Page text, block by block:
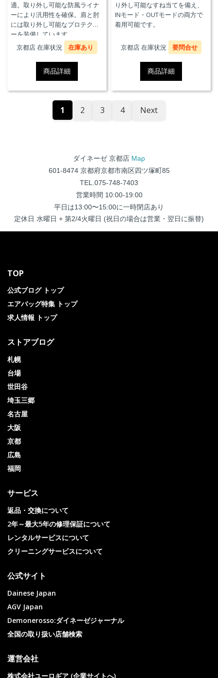
適。取り外し可能な防風ライナ
ーにより汎用性を確保。肩と肘
には取り外し可能なプロテクタ
ーを装備しています。
京都店 在庫状況
在庫あり
商品詳細
り外し可能なすね当てを備え、
INモード・OUTモードの両方で
着用可能です。
京都店 在庫状況 要問合せ
商品詳細
1 2 3 4 Next
ダイネーゼ 京都店 Map
601-8474 京都府京都市南区四ツ塚町85
TEL.075-748-7403
営業時間 10:00-19:00
平日は13:00〜15:00に一時閉店あり
定休日 水曜日 + 第2/4火曜日 (祝日の場合は営業・翌日に振替)
TOP
公式ブログ トップ
エアバッグ特集 トップ
求人情報 トップ
ストアブログ
札幌
台場
世田谷
埼玉三郷
名古屋
大阪
京都
広島
福岡
サービス
返品・交換について
2年～最大5年の修理保証について
レンタルサービスについて
クリーニングサービスについて
公式サイト
Dainese Japan
AGV Japan
Demonerosso:ダイネーゼジャーナル
全国の取り扱い店舗検索
運営会社
株式会社ユーロギア (企業サイトへ)